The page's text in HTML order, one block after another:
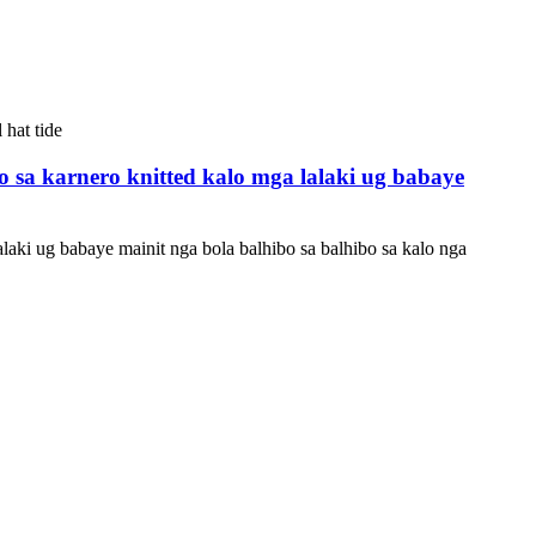
sa karnero knitted kalo mga lalaki ug babaye
ug babaye mainit nga bola balhibo sa balhibo sa kalo nga